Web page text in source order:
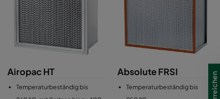
Airopac HT
Temperaturbeständig bis
Absolute FRSI
Temperaturbeständig bis